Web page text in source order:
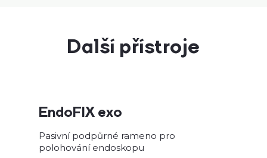
Další přístroje
EndoFIX exo
Pasivní podpůrné rameno pro
polohování endoskopu